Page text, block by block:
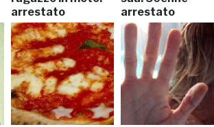
arrestato
arrestato